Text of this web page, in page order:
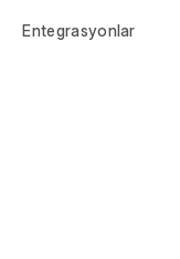
Entegrasyonlar